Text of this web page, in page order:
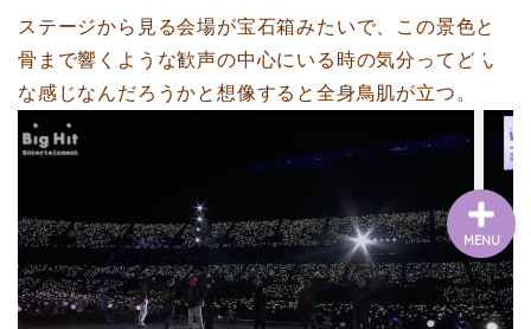
ステージから見る会場が宝石箱みたいで、この景色と
骨まで響くような歓声の中心にいる時の気分ってどん
な感じなんだろうかと想像すると全身鳥肌が立つ。
MENU
Goods
Contact